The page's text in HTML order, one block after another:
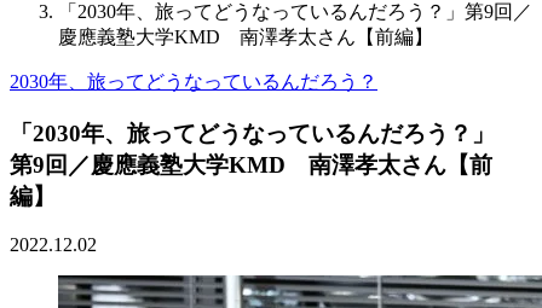
「2030年、旅ってどうなっているんだろう？」第9回／
慶應義塾大学KMD 南澤孝太さん【前編】
2030年、旅ってどうなっているんだろう？
「2030年、旅ってどうなっているんだろう？」
第9回／慶應義塾大学KMD 南澤孝太さん【前
編】
2022.12.02